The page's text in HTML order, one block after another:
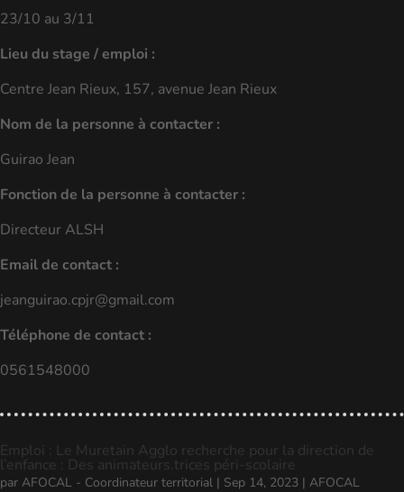
23/10 au 3/11
Lieu du stage / emploi :
Centre Jean Rieux, 157, avenue Jean Rieux
Nom de la personne à contacter :
Guirao Jean
Fonction de la personne à contacter :
Directeur ALSH
Email de contact :
jeanguirao.cpjr@gmail.com
Téléphone de contact :
0561548000
Emploi : Le Muretain Agglo recherche pour la direction de
l’enfance : Des animateurs.trices péri-scolaire
par AFOCAL - Coordinateur territorial | Sep 14, 2023 | AFOCAL